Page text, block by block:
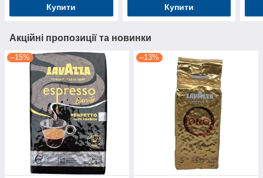
Купити Купити
Акційні пропозиції та новинки
–15% –13%